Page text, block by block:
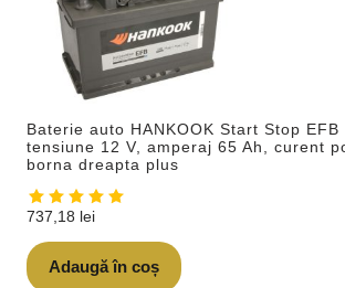
Baterie auto HANKOOK Start Stop EFB
tensiune 12 V, amperaj 65 Ah, curent
borna dreapta plus
737,18 lei
Adaugă în coș